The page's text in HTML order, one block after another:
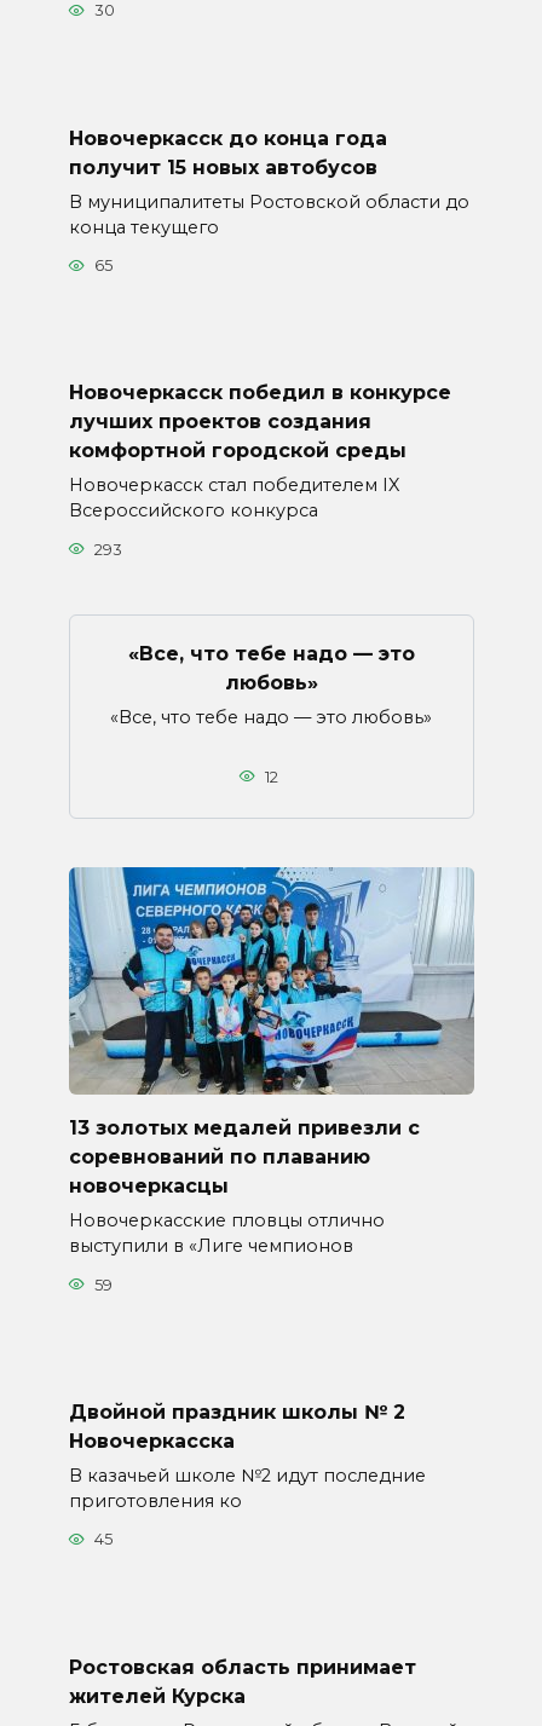
30
Новочеркасск до конца года
получит 15 новых автобусов
В муниципалитеты Ростовской области до
конца текущего
65
Новочеркасск победил в конкурсе
лучших проектов создания
комфортной городской среды
Новочеркасск стал победителем IX
Всероссийского конкурса
293
«Все, что тебе надо — это
любовь»
«Все, что тебе надо — это любовь»
12
13 золотых медалей привезли с
соревнований по плаванию
новочеркасцы
Новочеркасские пловцы отлично
выступили в «Лиге чемпионов
59
Двойной праздник школы № 2
Новочеркасска
В казачьей школе №2 идут последние
приготовления ко
45
Ростовская область принимает
жителей Курска